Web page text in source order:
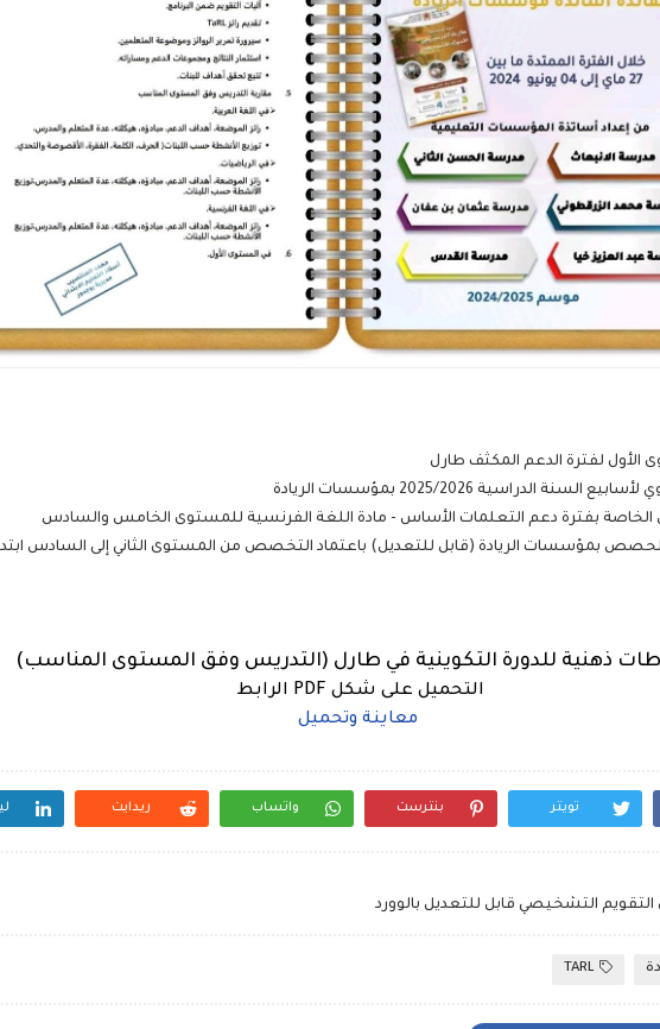
الأول لفترة الدعم المكثف طارل
السنة الدراسية 2025/2026 بمؤسسات الريادة
بفترة دعم التعلمات الأساس - مادة اللغة الفرنسية للمستوى الخامس والسادس
بمؤسسات الريادة (قابل للتعديل) باعتماد التخصص من المستوى الثاني إلى السادس
ذهنية للدورة التكوينية في طارل (التدريس وفق المستوى المناسب)
التحميل على شكل PDF الرابط
معاينة وتحميل
تويتر بنترست واتساب ريدايت
التشخيصي قابل للتعديل بالوورد
TARL